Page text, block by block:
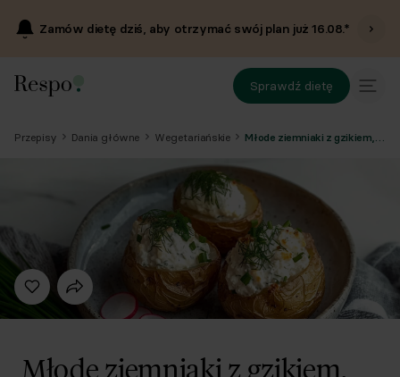
Zamów dietę dziś, aby otrzymać swój plan już16.08.*
Sprawdź dietę
Przepisy Dania główne Wegetariańskie
Młode ziemniaki z gzikiem,